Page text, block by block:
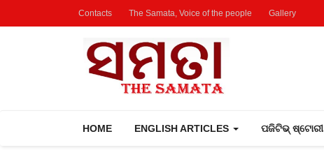
Contacts The Samata, Voice of the people Gallery
HOME ENGLISH ARTICLES ପଜିଟିଭ୍ ଷ୍ଟୋରୀ